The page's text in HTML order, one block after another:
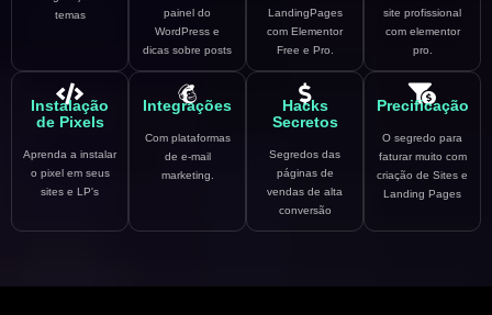
temas
painel do
WordPress e
dicas sobre posts
LandingPages
com Elementor
Free e Pro.
site profissional
com elementor
pro.
Instalação
de Pixels
Aprenda a instalar
o pixel em seus
sites e LP's
Integrações
Com plataformas
de e-mail
marketing.
Hacks
Secretos
Segredos das
páginas de
vendas de alta
conversão
Precificação
O segredo para
faturar muito com
criação de Sites e
Landing Pages